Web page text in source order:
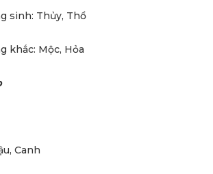
sinh: Thủy, Thổ
khắc: Mộc, Hỏa
Canh